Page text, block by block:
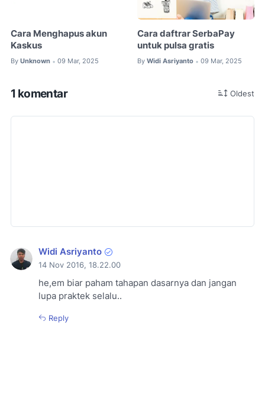
Cara Menghapus akun
Kaskus
By Unknown • 09 Mar, 2025
Cara daftrar SerbaPay
untuk pulsa gratis
By Widi Asriyanto • 09 Mar, 2025
1 komentar Oldest
Widi Asriyanto
14 Nov 2016, 18.22.00
he,em biar paham tahapan dasarnya dan jangan
lupa praktek selalu..
Reply